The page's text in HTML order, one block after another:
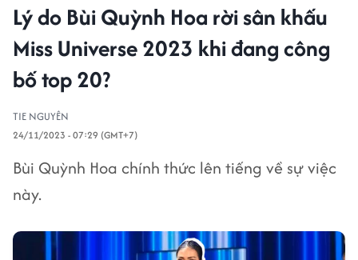
Lý do Bùi Quỳnh Hoa rời sân khấu
Miss Universe 2023 khi đang công
bố top 20?
TIE NGUYÊN
24/11/2023 - 07:29 (GMT+7)
Bùi Quỳnh Hoa chính thức lên tiếng về sự việc
này.